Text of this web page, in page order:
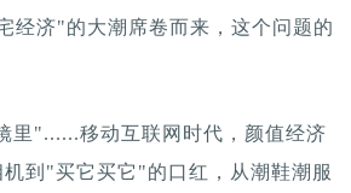
经济"的大潮席卷而来，这个问题的
里"......移动互联网时代，颜值经济
到"买它买它"的口红，从潮鞋潮服